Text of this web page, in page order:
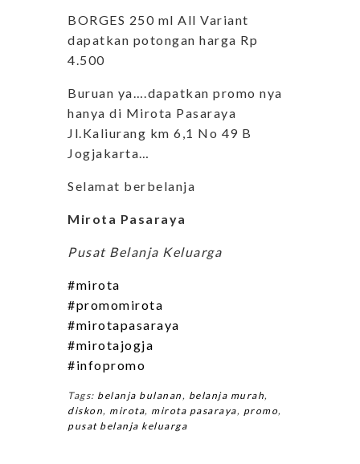
BORGES 250 ml All Variant
dapatkan potongan harga Rp
4.500
Buruan ya….dapatkan promo nya
hanya di Mirota Pasaraya
Jl.Kaliurang km 6,1 No 49 B
Jogjakarta…
Selamat berbelanja
Mirota Pasaraya
Pusat Belanja Keluarga
#mirota
#promomirota
#mirotapasaraya
#mirotajogja
#infopromo
Tags: belanja bulanan, belanja murah,
diskon, mirota, mirota pasaraya, promo,
pusat belanja keluarga